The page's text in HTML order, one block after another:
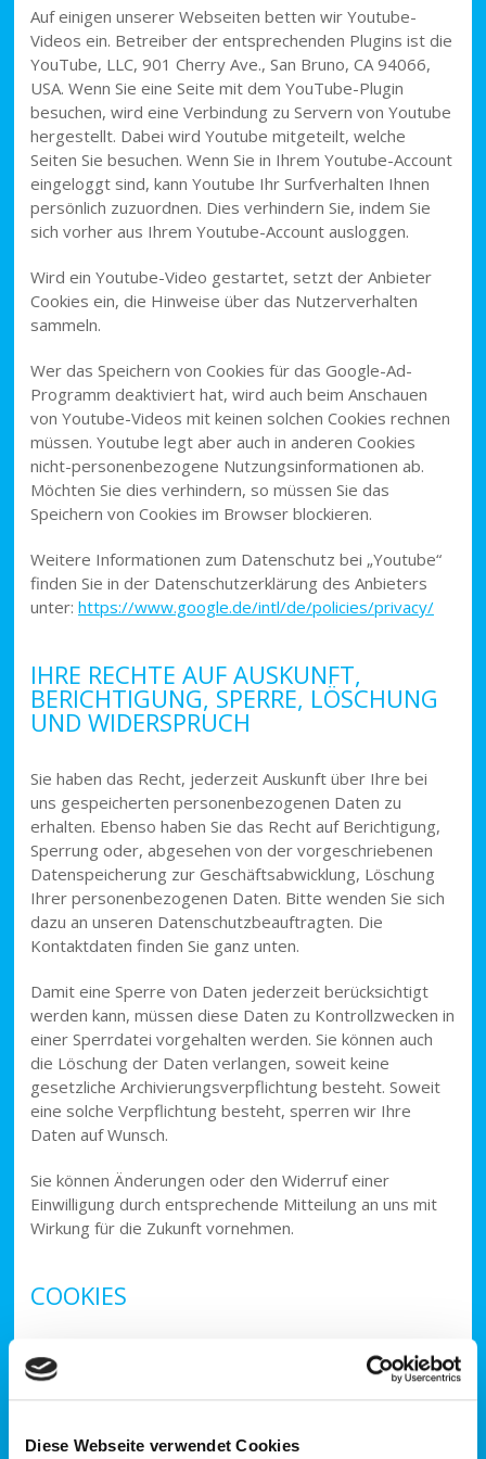
Diese Webseite verwendet Cookies
Auf einigen unserer Webseiten betten wir Youtube-
Videos ein. Betreiber der entsprechenden Plugins ist die
YouTube, LLC, 901 Cherry Ave., San Bruno, CA 94066,
USA. Wenn Sie eine Seite mit dem YouTube-Plugin
besuchen, wird eine Verbindung zu Servern von Youtube
hergestellt. Dabei wird Youtube mitgeteilt, welche
Seiten Sie besuchen. Wenn Sie in Ihrem Youtube-Account
eingeloggt sind, kann Youtube Ihr Surfverhalten Ihnen
persönlich zuzuordnen. Dies verhindern Sie, indem Sie
sich vorher aus Ihrem Youtube-Account ausloggen.
Wird ein Youtube-Video gestartet, setzt der Anbieter
Cookies ein, die Hinweise über das Nutzerverhalten
sammeln.
Wer das Speichern von Cookies für das Google-Ad-
Programm deaktiviert hat, wird auch beim Anschauen
von Youtube-Videos mit keinen solchen Cookies rechnen
müssen. Youtube legt aber auch in anderen Cookies
nicht-personenbezogene Nutzungsinformationen ab.
Möchten Sie dies verhindern, so müssen Sie das
Speichern von Cookies im Browser blockieren.
Weitere Informationen zum Datenschutz bei „Youtube“
finden Sie in der Datenschutzerklärung des Anbieters
unter: https://www.google.de/intl/de/policies/privacy/
IHRE RECHTE AUF AUSKUNFT,
BERICHTIGUNG, SPERRE, LÖSCHUNG
UND WIDERSPRUCH
Sie haben das Recht, jederzeit Auskunft über Ihre bei
uns gespeicherten personenbezogenen Daten zu
erhalten. Ebenso haben Sie das Recht auf Berichtigung,
Sperrung oder, abgesehen von der vorgeschriebenen
Datenspeicherung zur Geschäftsabwicklung, Löschung
Ihrer personenbezogenen Daten. Bitte wenden Sie sich
dazu an unseren Datenschutzbeauftragten. Die
Kontaktdaten finden Sie ganz unten.
Damit eine Sperre von Daten jederzeit berücksichtigt
werden kann, müssen diese Daten zu Kontrollzwecken in
einer Sperrdatei vorgehalten werden. Sie können auch
die Löschung der Daten verlangen, soweit keine
gesetzliche Archivierungsverpflichtung besteht. Soweit
eine solche Verpflichtung besteht, sperren wir Ihre
Daten auf Wunsch.
Sie können Änderungen oder den Widerruf einer
Einwilligung durch entsprechende Mitteilung an uns mit
Wirkung für die Zukunft vornehmen.
COOKIES
Diese Webseite verwendet Cookies. Wir verwenden
Cookies, um Inhalte und Anzeigen zu personalisieren,
Funktionen für soziale Medien anbieten zu können und
Außerdem geben wir Informationen zu Ihrer